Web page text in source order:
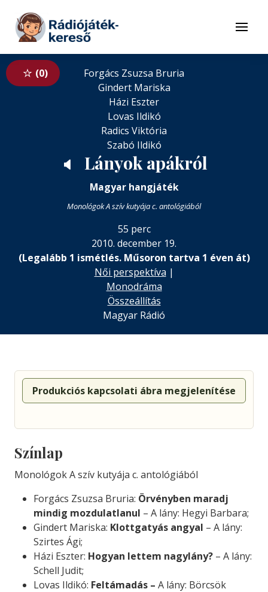
Tovább a tartalomhoz
Menü
0
Forgács Zsuzsa Bruria
Gindert Mariska
Házi Eszter
Lovas Ildikó
Radics Viktória
Szabó Ildikó
🔈 Lányok apákról
Magyar hangjáték
Monológok A szív kutyája c. antológiából
55 perc
2010. december 19.
(Legalább 1 ismétlés. Műsoron tartva 1 éven át)
Női perspektíva |
Monodráma
Összeállítás
Magyar Rádió
Produkciós kapcsolati ábra megjelenítése
Színlap
Monológok A szív kutyája c. antológiából
Forgács Zsuzsa Bruria: Örvényben maradj
mindig mozdulatlanul – A lány: Hegyi Barbara;
Gindert Mariska: Klottgatyás angyal – A lány:
Szirtes Ági;
Házi Eszter: Hogyan lettem nagylány? – A lány:
Schell Judit;
Lovas Ildikó: Feltámadás – A lány: Börcsök